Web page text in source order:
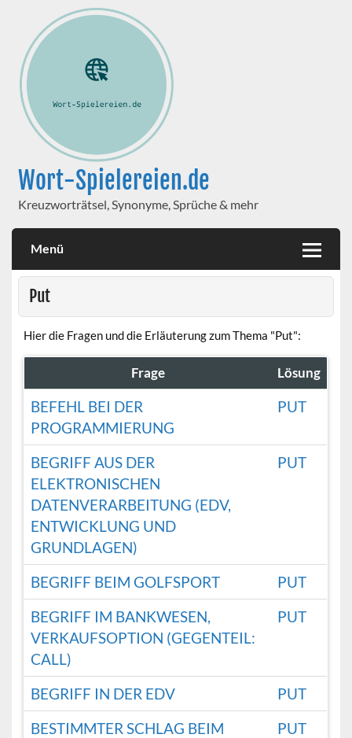
Wort-Spielereien.de
Kreuzworträtsel, Synonyme, Sprüche & mehr
Menü
Put
Hier die Fragen und die Erläuterung zum Thema "Put":
Frage Lösung
BEFEHL BEI DER
PROGRAMMIERUNG
PUT
BEGRIFF AUS DER
ELEKTRONISCHEN
DATENVERARBEITUNG (EDV,
ENTWICKLUNG UND
GRUNDLAGEN)
PUT
BEGRIFF BEIM GOLFSPORT
PUT
BEGRIFF IM BANKWESEN,
VERKAUFSOPTION (GEGENTEIL:
CALL)
PUT
BEGRIFF IN DER EDV
PUT
BESTIMMTER SCHLAG BEIM
PUT